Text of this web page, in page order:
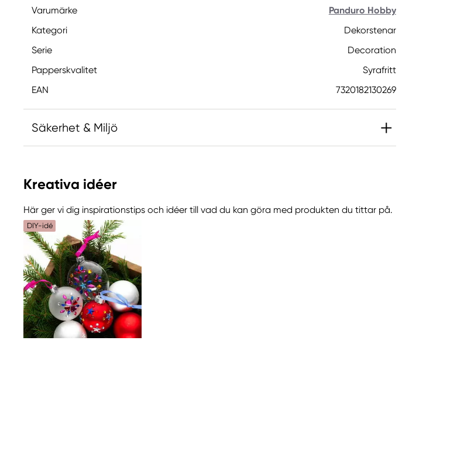
Varumärke
Panduro Hobby
Kategori
Dekorstenar
Serie
Decoration
Papperskvalitet
Syrafritt
EAN
7320182130269
Säkerhet & Miljö
Panduro Hobby
205 14 Malmö, Sweden
www.panduro.com
+46 (04) 22 30 70
Kreativa idéer
Här ger vi dig inspirationstips och idéer till vad du kan göra med produkten du tittar på.
DIY-idé